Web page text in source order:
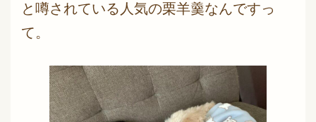
と噂されている人気の栗羊羹なんですっ
て。